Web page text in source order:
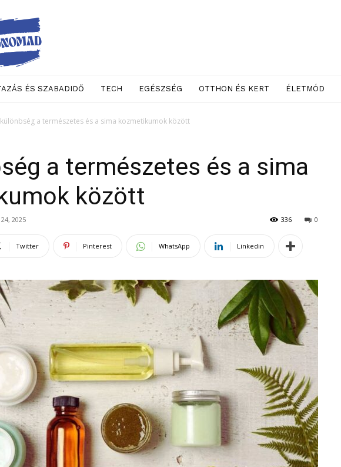
Neo
Nomad
ÉS SZABADIDŐ TECH EGÉSZSÉG OTTHON ÉS KERT ÉLETMÓD
a természetes és a sima kozmetikumok között
a természetes és a sima
között
2025 0
336
Twitter Pinterest WhatsApp Linkedin